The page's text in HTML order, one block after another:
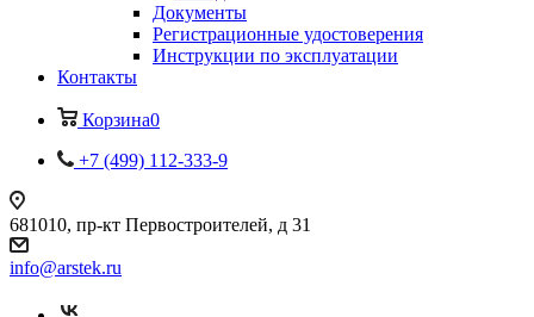
Документы
Регистрационные удостоверения
Инструкции по эксплуатации
Контакты
Корзина0
+7 (499) 112-333-9
681010, пр-кт Первостроителей, д 31
info@arstek.ru